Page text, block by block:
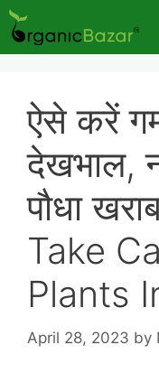
Skip
to
content
ऐसे करें
देखभाल,
पौधा
Take
Plants
April 28, 2023 by